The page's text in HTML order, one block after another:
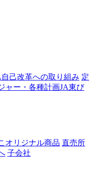
自己改革への取り組み 定
ャー・各種計画JA東び
オリジナル商品 直売所
子会社